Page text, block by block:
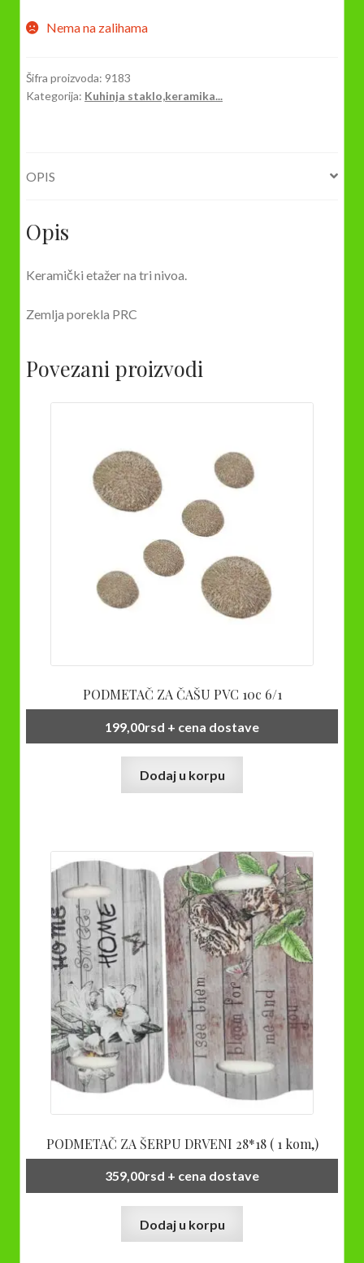
Nema na zalihama
Šifra proizvoda: 9183
Kategorija: Kuhinja staklo,keramika...
OPIS
Opis
Keramički etažer na tri nivoa.
Zemlja porekla PRC
Povezani proizvodi
PODMETAČ ZA ČAŠU PVC 10c 6/1
199,00rsd + cena dostave
Dodaj u korpu
PODMETAČ ZA ŠERPU DRVENI 28*18 ( 1 kom,)
359,00rsd + cena dostave
Dodaj u korpu